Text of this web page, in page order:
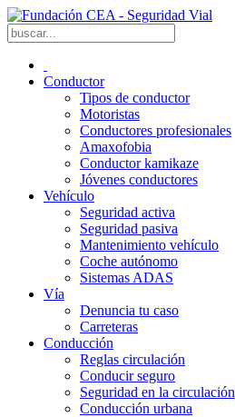
Conductor
Tipos de conductor
Motoristas
Conductores profesionales
Amaxofobia
Conductor kamikaze
Jóvenes conductores
Vehículo
Seguridad activa
Seguridad pasiva
Mantenimiento vehículo
Coche autónomo
Sistemas ADAS
Vía
Denuncia tu caso
Carreteras
Conducción
Reglas circulación
Conducir seguro
Seguridad en la circulación
Conducción urbana